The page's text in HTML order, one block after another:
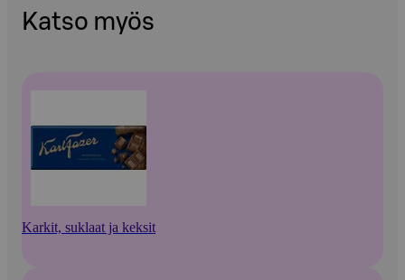
Katso myös
Karkit, suklaat ja keksit